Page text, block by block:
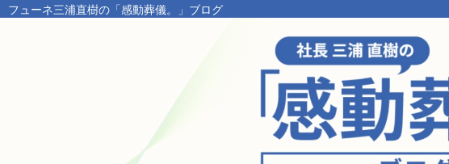
フューネ三浦直樹の「感動葬儀。」ブログ